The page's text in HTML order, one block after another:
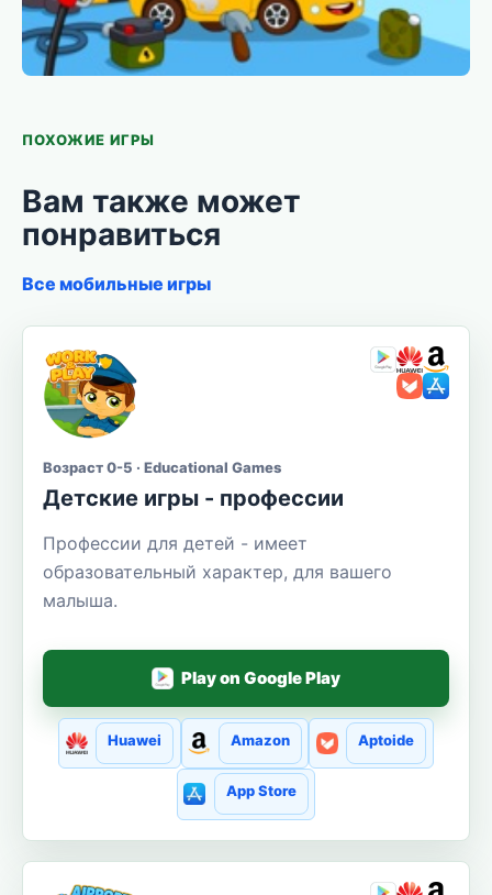
ПОХОЖИЕ ИГРЫ
Вам также может
понравиться
Все мобильные игры
Возраст 0-5 · Educational Games
Детские игры - профессии
Профессии для детей - имеет
образовательный характер, для вашего
малыша.
Play on Google Play
Huawei Amazon Aptoide
App Store